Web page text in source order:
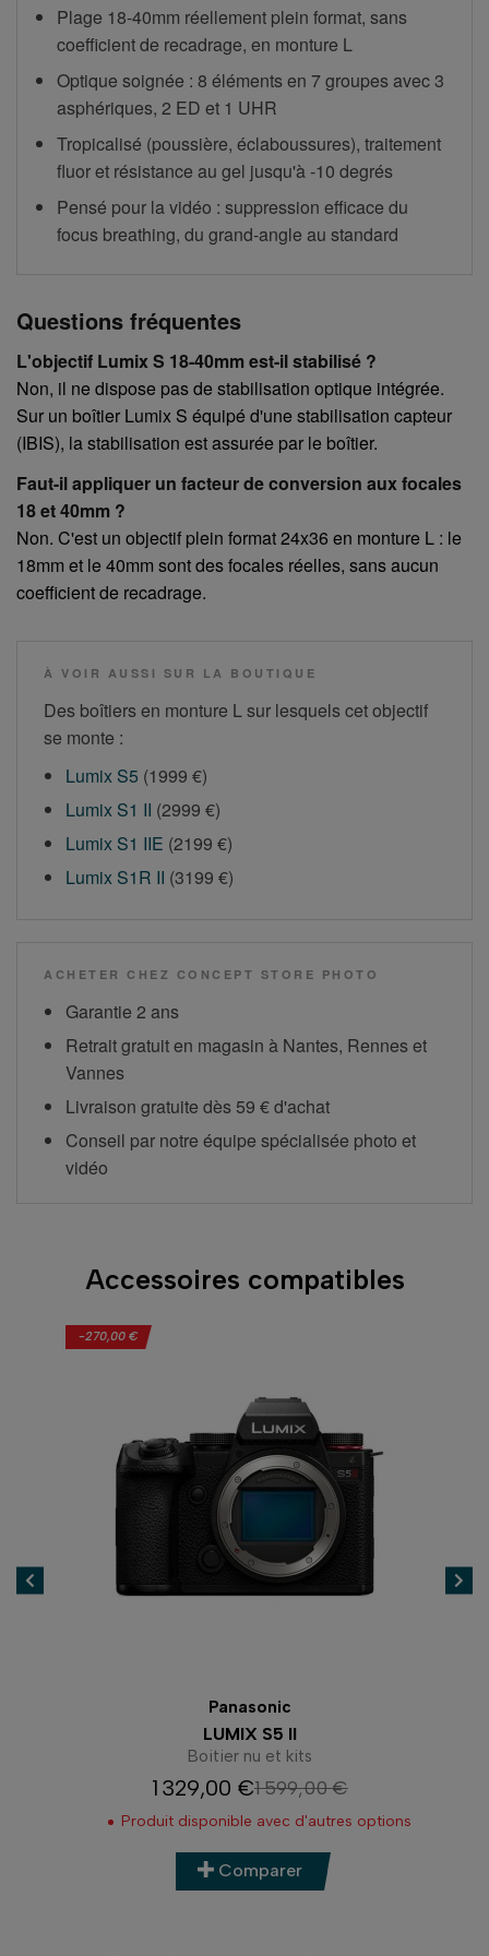
Plage 18-40mm réellement plein format, sans
coefficient de recadrage, en monture L
Optique soignée : 8 éléments en 7 groupes avec 3
asphériques, 2 ED et 1 UHR
Tropicalisé (poussière, éclaboussures), traitement
fluor et résistance au gel jusqu'à -10 degrés
Pensé pour la vidéo : suppression efficace du
focus breathing, du grand-angle au standard
Questions fréquentes
L'objectif Lumix S 18-40mm est-il stabilisé ?
Non, il ne dispose pas de stabilisation optique intégrée.
Sur un boîtier Lumix S équipé d'une stabilisation capteur
(IBIS), la stabilisation est assurée par le boîtier.
Faut-il appliquer un facteur de conversion aux focales
18 et 40mm ?
Non. C'est un objectif plein format 24x36 en monture L : le
18mm et le 40mm sont des focales réelles, sans aucun
coefficient de recadrage.
À VOIR AUSSI SUR LA BOUTIQUE
Des boîtiers en monture L sur lesquels cet objectif
se monte :
Lumix S5 (1999 €)
Lumix S1 II (2999 €)
Lumix S1 IIE (2199 €)
Lumix S1R II (3199 €)
ACHETER CHEZ CONCEPT STORE PHOTO
Garantie 2 ans
Retrait gratuit en magasin à Nantes, Rennes et
Vannes
Livraison gratuite dès 59 € d'achat
Conseil par notre équipe spécialisée photo et
vidéo
Accessoires compatibles
Panasonic
LUMIX S1 II
Prix
2 999,00 €
Nous contacter
Comparer